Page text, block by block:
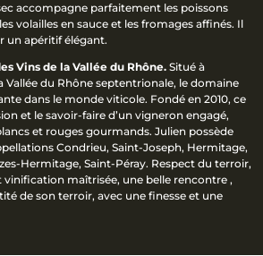
accompagne parfaitement les poissons
volailles en sauce et les fromages affinés. Il
un apéritif élégant.
Vins de la Vallée du Rhône. Situé à
du Rhône septentrionale, le domaine
dans le monde viticole. Fondé en 2010, ce
et le savoir-faire d’un vigneron engagé,
et rouges gourmands. Julien possède
Condrieu, Saint-Joseph, Hermitage,
Hermitage, Saint-Péray. Respect du terroir,
vinification maîtrisée, une belle rencontre ,
de son terroir, avec une finesse et une